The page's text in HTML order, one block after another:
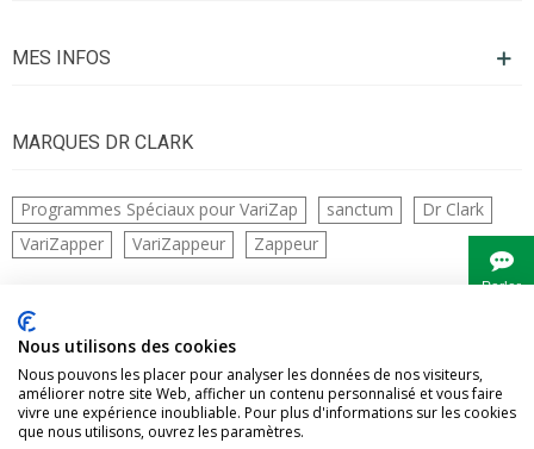
MES INFOS
MARQUES DR CLARK
Programmes Spéciaux pour VariZap sanctum
Dr Clark
VariZapper
VariZappeur Zappeur
CONTACTS
Parler
Nous utilisons des cookies
Nous pouvons les placer pour analyser les données de nos visiteurs,
améliorer notre site Web, afficher un contenu personnalisé et vous faire
vivre une expérience inoubliable. Pour plus d'informations sur les cookies
que nous utilisons, ouvrez les paramètres.